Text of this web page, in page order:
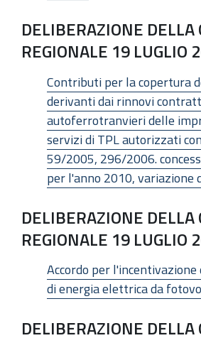
DELIBERAZIONE DELLA
REGIONALE 19 LUGLIO
Contributi per la copertura
derivanti dai rinnovi
autoferrotranvieri delle
servizi di TPL autorizzati
59/2005, 296/2006.
per l'anno 2010, variazione
DELIBERAZIONE DELLA
REGIONALE 19 LUGLIO
Accordo per
di energia elettrica da
DELIBERAZIONE DELLA